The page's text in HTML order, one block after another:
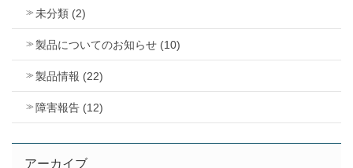
未分類 (2)
製品についてのお知らせ (10)
製品情報 (22)
障害報告 (12)
アーカイブ